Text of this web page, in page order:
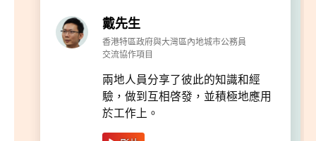
戴先生
香港特區政府與大灣區內地城市公務員
交流協作項目
兩地人員分享了彼此的知識和經
驗，做到互相啓發，並積極地應用
於工作上。